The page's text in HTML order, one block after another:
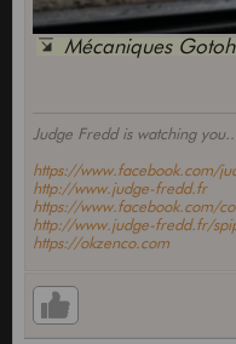
Mécaniques
Judge Fredd is watching
https://www.facebook.com/
http://www.judge-fredd.fr
https://www.facebook.com/
http://www.judge-fredd.fr/
https://okzenco.com